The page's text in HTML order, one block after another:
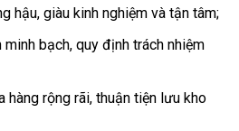
hậu, giàu kinh nghiệm và tận tâm;
bạch, quy định trách nhiệm
hàng rộng rãi, thuận tiện lưu kho